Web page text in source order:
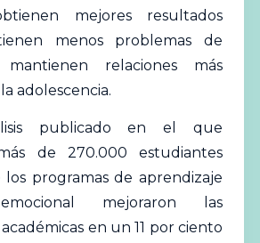
mejores resultados
menos problemas de
relaciones más
adolescencia.
publicado en el que
de 270.000 estudiantes
programas de aprendizaje
mejoraron las
en un 11 por ciento